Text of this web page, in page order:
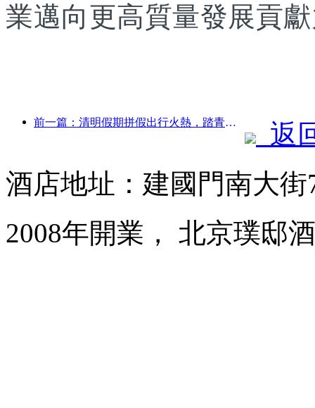
業邁向更高質量發展貢
前一篇：清明假期拼假出行火熱，踏青賞花帶動多城客流增長
返
酒店地址：建國門南大
2008年開業， 北京璞